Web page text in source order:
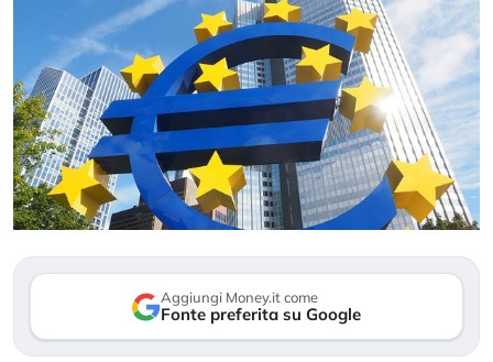
Aggiungi Money.it come
Fonte preferita su Google